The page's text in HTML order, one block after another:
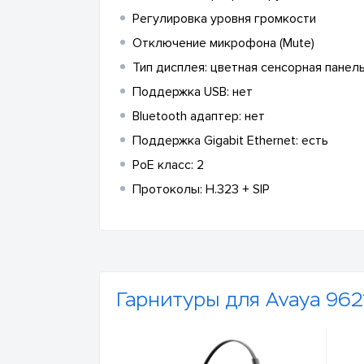
Регулировка уровня громкости
Отключение микрофона (Mute)
Тип дисплея: цветная сенсорная
Поддержка USB: нет
Bluetooth адаптер: нет
Поддержка Gigabit Ethernet: есть
PoE класс: 2
Протоколы: H.323 + SIP
Гарнитуры для Avaya